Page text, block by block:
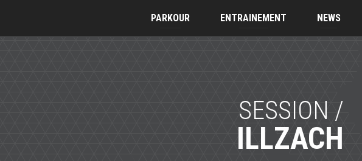
PARKOUR ENTRAINEMENT NEWS
SESSION /
ILLZACH